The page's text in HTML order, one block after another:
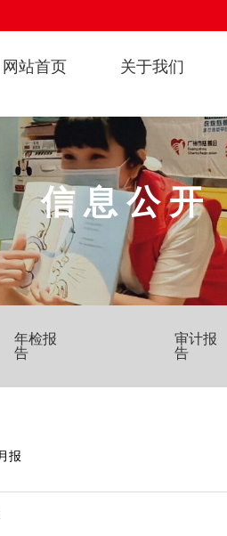
网站首页 关于我们
信 息 公 开
年检报
告
审计报
告
报